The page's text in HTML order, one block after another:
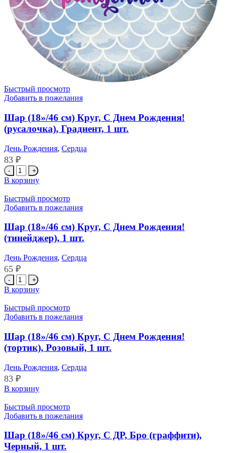
Быстрый просмотр
Добавить в пожелания
Шар (18»/46 см) Круг, С Днем Рождения!
(русалочка), Градиент, 1 шт.
День Рождения, Сердца
83 ₽
Количество
товара
Шар
(18''/46
см)
С
Днем
Рождения!
Градиент,
1
шт.
В корзину
Быстрый просмотр
Добавить в пожелания
Шар (18»/46 см) Круг, С Днем Рождения!
(тинейджер), 1 шт.
День Рождения, Сердца
65 ₽
Количество
товара
Шар
(18''/46
см)
Днем
Рождения!
1
шт.
В корзину
Быстрый просмотр
Добавить в пожелания
Шар (18»/46 см) Круг, С Днем Рождения!
(тортик), Розовый, 1 шт.
День Рождения, Сердца
83 ₽
Количество
Шар
(18''/46
Круг,
С
В корзину
Быстрый просмотр
Добавить в пожелания
Шар (18»/46 см) Круг, С ДР, Бро (граффити),
Черный, 1 шт.